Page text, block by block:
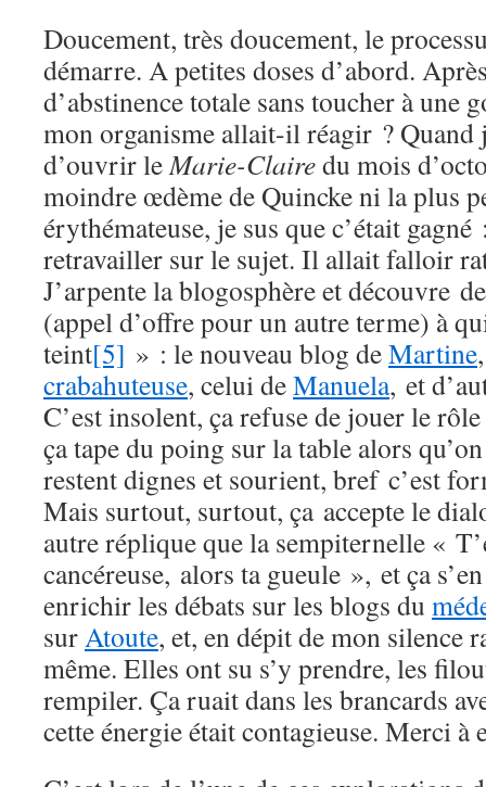
Doucement, très doucement, le
démarre. A petites doses d’abord.
d’abstinence totale sans toucher à une
mon organisme allait-il réagir ? Quand
d’ouvrir leMarie-Clairedu mois
moindre œdème de Quincke ni la plus
érythémateuse, je sus que c’était
retravailler sur le sujet. Il allait falloir
J’arpente la blogosphère et découvre
(appel d’offre pour un autre terme) à
teint[5] » : le nouveau blog deMartine
crabahuteuse, celui deManuela, et
C’est insolent, ça refuse de jouer le
ça tape du poing sur la table alors
restent dignes et sourient, bref c’est
Mais surtout, surtout, ça accepte le
autre réplique que la sempiternelle «
cancéreuse, alors ta gueule », et ça
enrichir les débats sur les blogs du
surAtoute, et, en dépit de mon silence
même. Elles ont su s’y prendre, les
rempiler. Ça ruait dans les brancards
cette énergie était contagieuse. Merci à